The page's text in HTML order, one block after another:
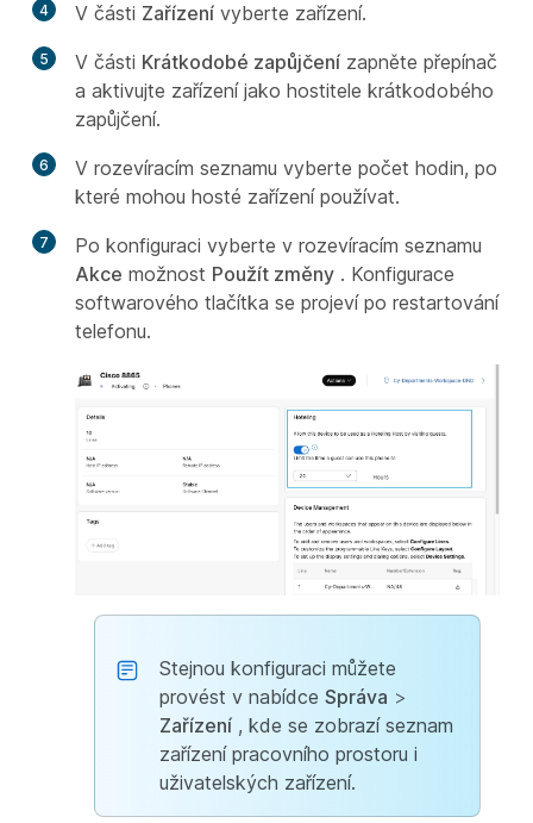
4 V části Zařízení vyberte zařízení.
5 V části Krátkodobé zapůjčení zapněte přepínač
a aktivujte zařízení jako hostitele krátkodobého
zapůjčení.
6
V rozevíracím seznamu vyberte počet hodin, po
které mohou hosté zařízení používat.
7
Po konfiguraci vyberte v rozevíracím seznamu
Akce možnost Použít změny . Konfigurace
softwarového tlačítka se projeví po restartování
telefonu.
Stejnou konfiguraci můžete
provést v nabídce Správa >
Zařízení , kde se zobrazí seznam
zařízení pracovního prostoru i
uživatelských zařízení.